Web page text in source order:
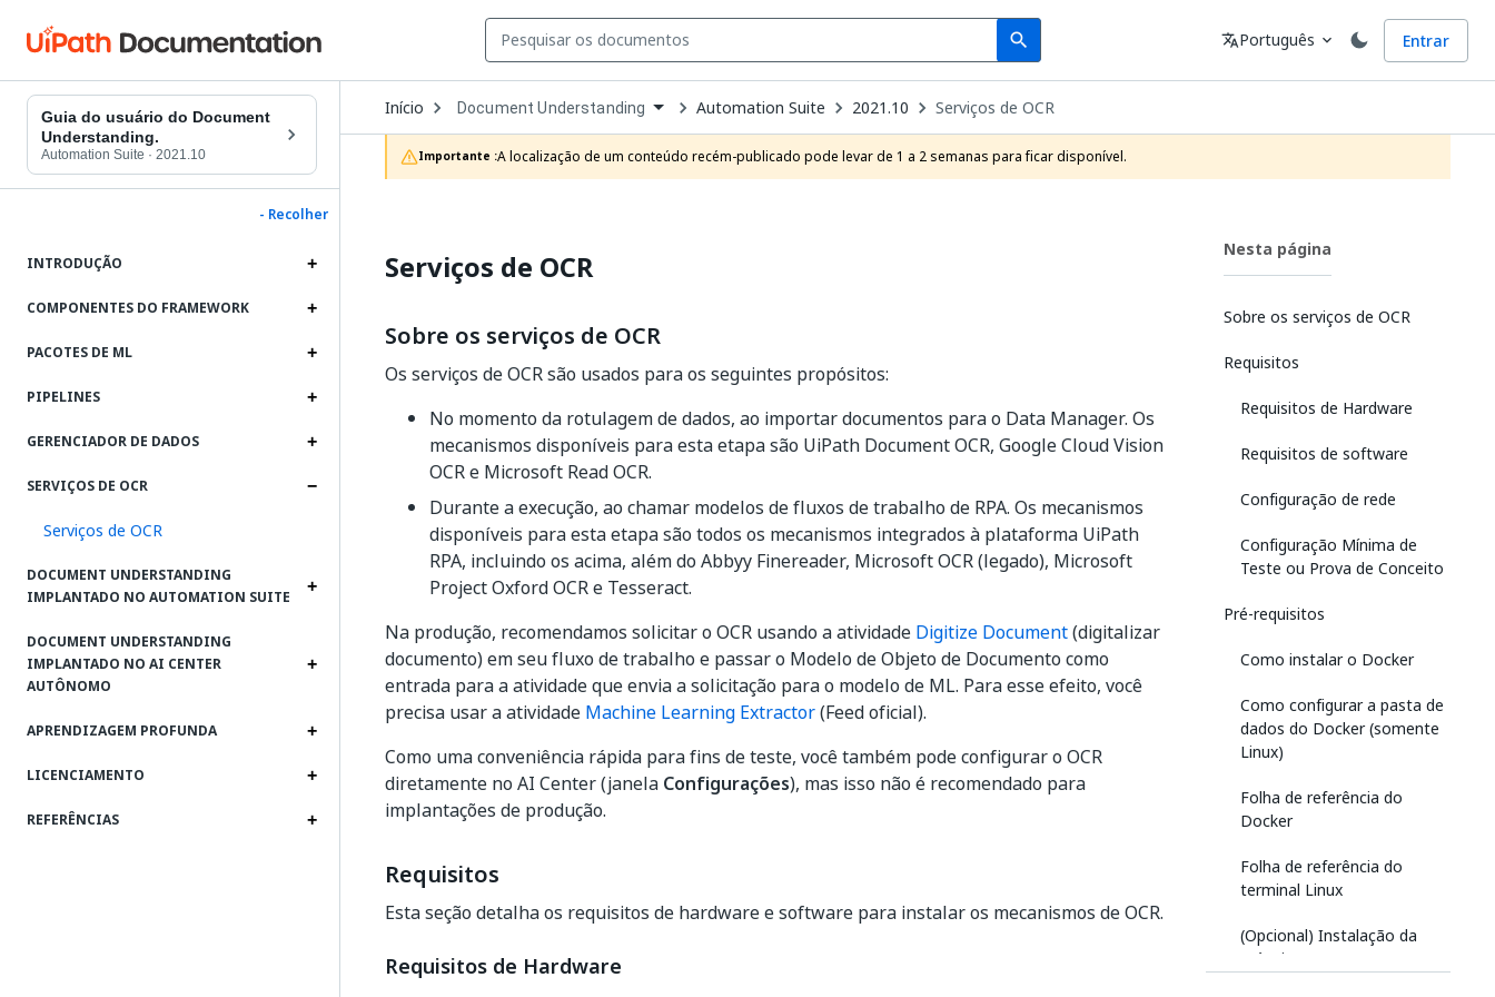
search
Search Idioma
translatePortuguês expand_more Entrar
Guia do usuário do Document
Understanding.
Automation Suite · 2021.10
- Recolher
INTRODUÇÃO
COMPONENTES DO FRAMEWORK
PACOTES DE ML
PIPELINES
GERENCIADOR DE DADOS
SERVIÇOS DE OCR
Serviços de OCR
DOCUMENT UNDERSTANDING
IMPLANTADO NO AUTOMATION SUITE
DOCUMENT UNDERSTANDING
IMPLANTADO NO AI CENTER
AUTÔNOMO
APRENDIZAGEM PROFUNDA
LICENCIAMENTO
REFERÊNCIAS
Início Open
Dropdown
to
choose
product
Document Understanding Automation Suite 2021.10 Serviços de OCR
Importante :A localização de um conteúdo recém-publicado pode levar de 1 a 2 semanas para ficar disponível.
Serviços de OCR
Sobre os serviços de OCR
Os serviços de OCR são usados para os seguintes propósitos:
No momento da rotulagem de dados, ao importar documentos para o Data Manager. Os
mecanismos disponíveis para esta etapa são UiPath Document OCR, Google Cloud Vision
OCR e Microsoft Read OCR.
Durante a execução, ao chamar modelos de fluxos de trabalho de RPA. Os mecanismos
disponíveis para esta etapa são todos os mecanismos integrados à plataforma UiPath
RPA, incluindo os acima, além do Abbyy Finereader, Microsoft OCR (legado), Microsoft
Project Oxford OCR e Tesseract.
Na produção, recomendamos solicitar o OCR usando a atividade Digitize Document(digitalizar
documento) em seu fluxo de trabalho e passar o Modelo de Objeto de Documento como
entrada para a atividade que envia a solicitação para o modelo de ML. Para esse efeito, você
precisa usar a atividade Machine Learning Extractor(Feed oficial).
Como uma conveniência rápida para fins de teste, você também pode configurar o OCR
diretamente no AI Center (janela Configurações), mas isso não é recomendado para
implantações de produção.
Requisitos
Esta seção detalha os requisitos de hardware e software para instalar os mecanismos de OCR.
Requisitos de Hardware
Nesta página
Sobre os serviços de OCR
Requisitos
Requisitos de Hardware
Requisitos de software
Configuração de rede
Configuração Mínima de
Teste ou Prova de Conceito
Pré-requisitos
Como instalar o Docker
Como configurar a pasta de
dados do Docker (somente
Linux)
Folha de referência do
Docker
Folha de referência do
terminal Linux
(Opcional) Instalação da
máquina GPU